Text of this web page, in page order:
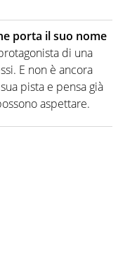
porta il suo nome
di una
E non è ancora
pista e pensa già
aspettare.